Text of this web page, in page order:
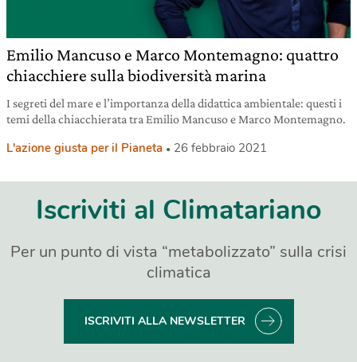
Emilio Mancuso e Marco Montemagno: quattro
chiacchiere sulla biodiversità marina
I segreti del mare e l’importanza della didattica ambientale: questi i
temi della chiacchierata tra Emilio Mancuso e Marco Montemagno.
L'azione giusta per il Pianeta 26 febbraio 2021
Iscriviti al Climatariano
Per un punto di vista “metabolizzato” sulla crisi
climatica
ISCRIVITI ALLA NEWSLETTER